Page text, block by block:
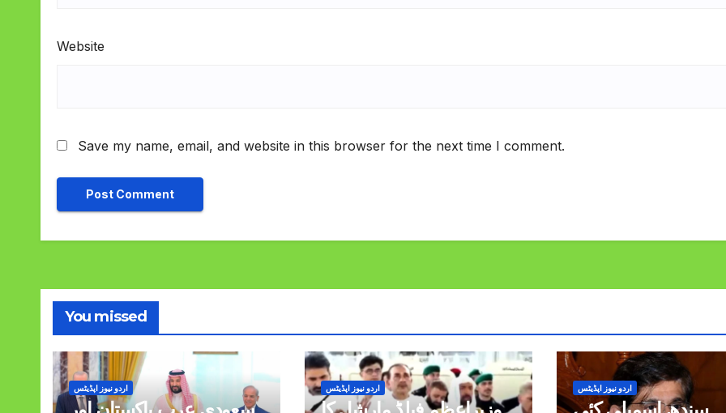
Website
Save my name, email, and website in this browser for the next time I comment.
You missed
اردو نیوز اپڈیٹس اردو نیوز اپڈیٹس اردو نیوز اپڈیٹس